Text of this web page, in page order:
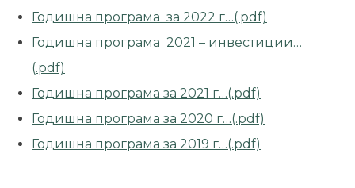
Годишна програма за 2022 г…(.pdf)
Годишна програма 2021 – инвестиции…
(.pdf)
Годишна програма за 2021 г…(.pdf)
Годишна програма за 2020 г…(.pdf)
Годишна програма за 2019 г…(.pdf)